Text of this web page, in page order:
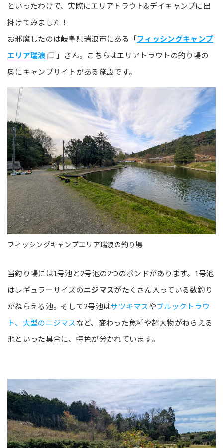
といったわけで、実際にエリアトラウト&デイキャンプに出
掛けてみました！
お邪魔したのは岐阜県瑞浪市にある 「フィッシングキャンプ
エリア瑞浪
」 さん。こちらはエリアトラウトの釣り場の
奥にキャンプサイトがある施設です。
フィッシングキャンプエリア瑞浪の釣り場
当釣り場には1号池と2号池の2つのポンドがあります。1号池
はレギュラーサイズのニジマスがたくさん入っている数釣り
がねらえる池。そして2号池はサツキマスやブルックトラウ
ト、大型のニジマスなど、変わった魚種や超大物がねらえる
池といった具合に、特色が分かれています。